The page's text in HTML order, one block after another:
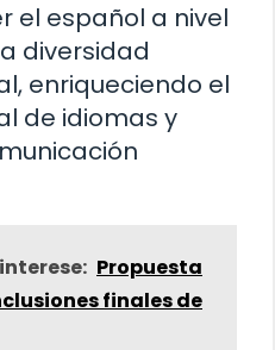
el español a nivel
diversidad
enriqueciendo el
de idiomas y
Propuesta
finales de